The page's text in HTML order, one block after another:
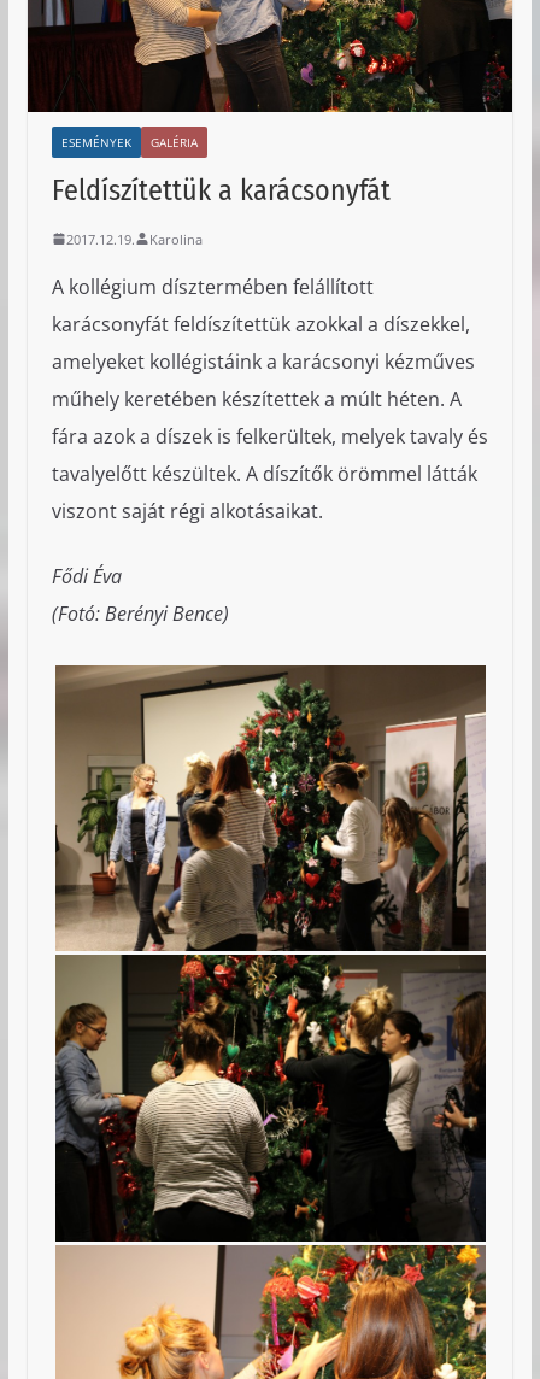
ESEMÉNYEK GALÉRIA
Feldíszítettük a karácsonyfát
2017.12.19. Karolina
A kollégium dísztermében felállított
karácsonyfát feldíszítettük azokkal a díszekkel,
amelyeket kollégistáink a karácsonyi kézműves
műhely keretében készítettek a múlt héten. A
fára azok a díszek is felkerültek, melyek tavaly és
tavalyelőtt készültek. A díszítők örömmel látták
viszont saját régi alkotásaikat.
Fődi Éva
(Fotó: Berényi Bence)